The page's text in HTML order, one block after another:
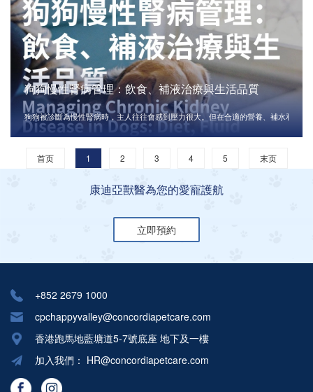
狗狗慢性腎病管理：飲食、補液治療與生活品質
狗狗被診斷為慢性腎病時，主人往往會感到壓力很大。但在合適的營養、補水和獸
首页 1 2 3 4 5 末页
康迪亞獸醫為您的愛寵護航
立即預約
+852 2679 1000
cpchappyvalley@concordiapetcare.com
香港跑馬地藍塘道5-7號底座 地下及一樓
加入我們： HR@concordiapetcare.com